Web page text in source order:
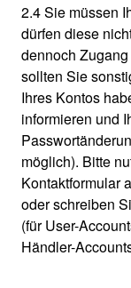
2.4 Sie müssen
dürfen diese
dennoch
sollten Sie
Ihres Kontos
informieren und
möglich). Bitte
Kontaktformular
oder schreiben
(für User-
Händler-